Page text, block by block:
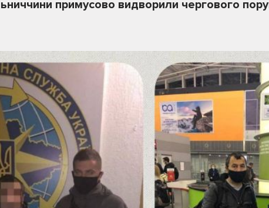
примусово видворили чергового